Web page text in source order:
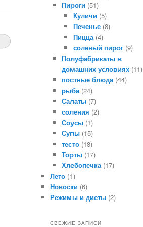
Пироги (51)
Куличи (5)
Печенье (8)
Пицца(4)
соленый пирог (9)
Полуфабрикаты в
домашних условиях(11)
постные блюда(44)
рыба(24)
Салаты(7)
соления (2)
Соусы(1)
Супы(15)
тесто(18)
Торты(17)
Хлебопечка(17)
Лето (1)
Новости (6)
Режимы и диеты (2)
СВЕЖИЕ ЗАПИСИ